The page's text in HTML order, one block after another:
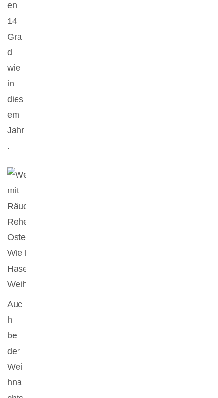
en
14
Gra
d
wie
in
dies
em
Jahr
.
Wie kommt der
Hase in die
Weihnachtsdeko?
Auc
h
bei
der
Wei
hna